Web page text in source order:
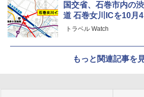
国交省、石巻市内の
道 石巻女川ICを10月
トラベル Watch
もっと関連記事を